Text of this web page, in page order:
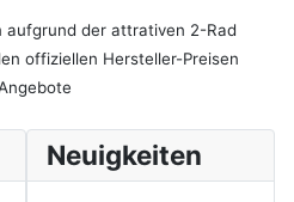
aufgrund der attrativen 2-Rad
offiziellen Hersteller-Preisen
Neuigkeiten